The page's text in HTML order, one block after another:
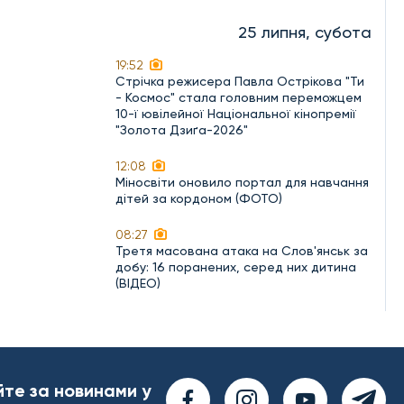
25 липня, субота
19:52
Стрічка режисера Павла Острікова "Ти
- Космос" стала головним переможцем
10-ї ювілейної Національної кінопремії
"Золота Дзиґа-2026"
12:08
Міносвіти оновило портал для навчання
дітей за кордоном (ФОТО)
08:27
Третя масована атака на Слов'янськ за
добу: 16 поранених, серед них дитина
(ВІДЕО)
за новинами у